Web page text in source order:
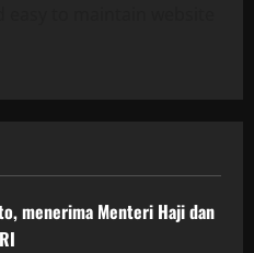
menerima Menteri Haji dan